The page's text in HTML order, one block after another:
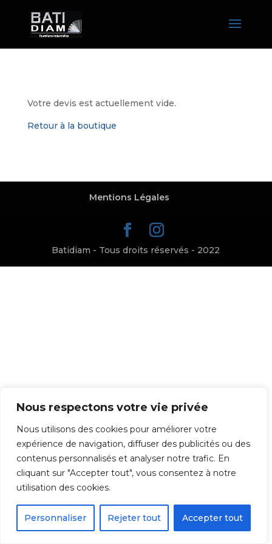
Nous respectons votre vie privée
Nous utilisons des cookies pour améliorer votre
expérience de navigation, diffuser des publicités ou des
contenus personnalisés et analyser notre trafic. En
cliquant sur "Accepter tout", vous consentez à notre
utilisation des cookies.
Personnaliser Rejeter tout Accepter tout
Votre devis est actuellement vide.
Retour à la boutique
Mentions Légales
Batidiam - Tous droits réservés - 2022